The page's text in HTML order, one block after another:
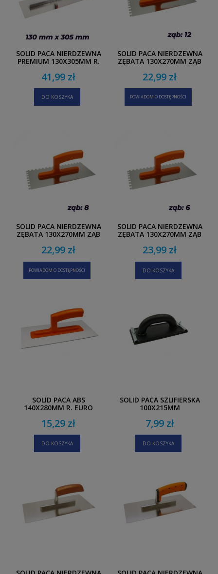
SOLID PACA NIERDZEWNA
PREMIUM 130X305MM R.
41,99 zł
DO KOSZYKA
SOLID PACA NIERDZEWNA
ZĘBATA 130X270MM ZĄB
22,99 zł
POWIADOM O DOSTĘPNOŚCI
SOLID PACA NIERDZEWNA
ZĘBATA 130X270MM ZĄB
22,99 zł
POWIADOM O DOSTĘPNOŚCI
SOLID PACA NIERDZEWNA
ZĘBATA 130X270MM ZĄB
23,99 zł
DO KOSZYKA
SOLID PACA ABS
140X280MM R. EURO
15,29 zł
DO KOSZYKA
SOLID PACA SZLIFIERSKA
100X215MM
7,99 zł
DO KOSZYKA